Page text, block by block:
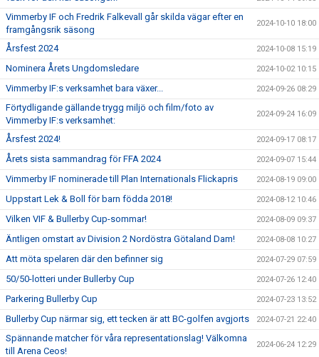
Vimmerby IF och Fredrik Falkevall går skilda vägar efter en
framgångsrik säsong
2024-10-10 18:00
Årsfest 2024 2024-10-08 15:19
Nominera Årets Ungdomsledare 2024-10-02 10:15
Vimmerby IF:s verksamhet bara växer... 2024-09-26 08:29
Förtydligande gällande trygg miljö och film/foto av
Vimmerby IF:s verksamhet:
2024-09-24 16:09
Årsfest 2024! 2024-09-17 08:17
Årets sista sammandrag för FFA 2024 2024-09-07 15:44
Vimmerby IF nominerade till Plan Internationals Flickapris 2024-08-19 09:00
Uppstart Lek & Boll för barn födda 2018! 2024-08-12 10:46
Vilken VIF & Bullerby Cup-sommar! 2024-08-09 09:37
Äntligen omstart av Division 2 Nordöstra Götaland Dam! 2024-08-08 10:27
Att möta spelaren där den befinner sig 2024-07-29 07:59
50/50-lotteri under Bullerby Cup 2024-07-26 12:40
Parkering Bullerby Cup 2024-07-23 13:52
Bullerby Cup närmar sig, ett tecken är att BC-golfen avgjorts 2024-07-21 22:40
Spännande matcher för våra representationslag! Välkomna
till Arena Ceos!
2024-06-24 12:29